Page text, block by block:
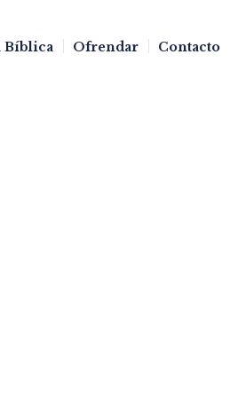
Bíblica Ofrendar Contacto